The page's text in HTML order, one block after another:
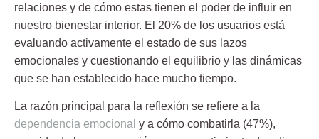
relaciones y de cómo estas tienen el poder de influir en
nuestro bienestar interior. El 20% de los usuarios está
evaluando activamente el estado de sus lazos
emocionales y cuestionando el equilibrio y las dinámicas
que se han establecido hace mucho tiempo.
La razón principal para la reflexión se refiere a la
dependencia emocional y a cómo combatirla (47%),